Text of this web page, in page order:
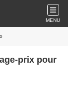
MENU
prix pour